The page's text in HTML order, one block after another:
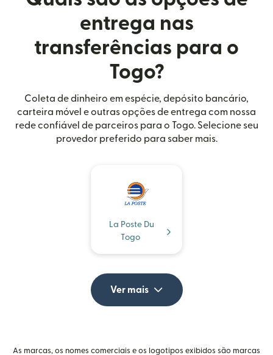
entrega nas
transferências para o
Togo?
Coleta de dinheiro em espécie, depósito bancário,
carteira móvel e outras opções de entrega com nossa
rede confiável de parceiros para o Togo. Selecione seu
provedor preferido para saber mais.
La Poste Du
Togo
Ver mais
As marcas, os nomes comerciais e os logotipos exibidos são marcas